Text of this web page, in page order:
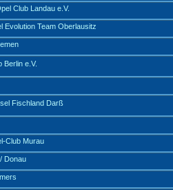
Club Landau e.V.
Evolution Team Oberlausitz
Berlin e.V.
Fischland Darß
Club Murau
Donau